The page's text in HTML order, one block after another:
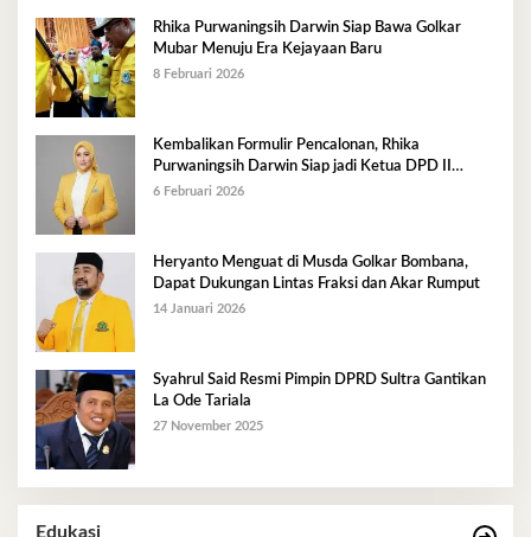
Rhika Purwaningsih Darwin Siap Bawa Golkar
Mubar Menuju Era Kejayaan Baru
8 Februari 2026
Kembalikan Formulir Pencalonan, Rhika
Purwaningsih Darwin Siap jadi Ketua DPD II
Golkar Mubar
6 Februari 2026
Heryanto Menguat di Musda Golkar Bombana,
Dapat Dukungan Lintas Fraksi dan Akar Rumput
14 Januari 2026
Syahrul Said Resmi Pimpin DPRD Sultra Gantikan
La Ode Tariala
27 November 2025
Edukasi